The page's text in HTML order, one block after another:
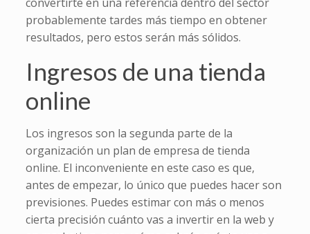
probablemente tardes más tiempo en obtener
resultados, pero estos serán más sólidos.
Ingresos de una tienda
online
Los ingresos son la segunda parte de la
organización un plan de empresa de tienda
online. El inconveniente en este caso es que,
antes de empezar, lo único que puedes hacer son
previsiones. Puedes estimar con más o menos
cierta precisión cuánto vas a invertir en la web y